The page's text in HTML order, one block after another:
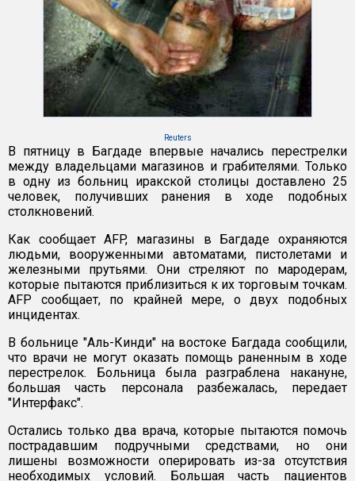
Reuters
В пятницу в Багдаде впервые начались перестрелки
между владельцами магазинов и грабителями. Только
в одну из больниц иракской столицы доставлено 25
человек, получивших ранения в ходе подобных
столкновений.
Как сообщает AFP, магазины в Багдаде охраняются
людьми, вооруженными автоматами, пистолетами и
железными прутьями. Они стреляют по мародерам,
которые пытаются приблизиться к их торговым точкам.
AFP сообщает, по крайней мере, о двух подобных
инцидентах.
В больнице "Аль-Кинди" на востоке Багдада сообщили,
что врачи не могут оказать помощь раненным в ходе
перестрелок. Больница была разграблена накануне,
большая часть персонала разбежалась, передает
"Интерфакс".
Остались только два врача, которые пытаются помочь
пострадавшим подручными средствами, но они
лишены возможности оперировать из-за отсутствия
необходимых условий. Большая часть пациентов